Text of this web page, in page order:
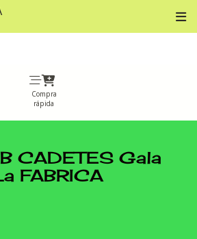
Compra
rápida
CADETES Gala
FABRICA